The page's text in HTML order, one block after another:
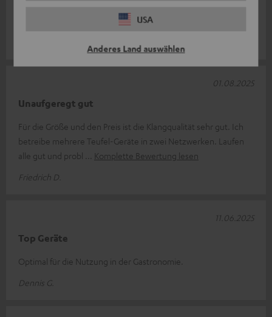
USA
Anderes Land auswählen
Komplette Bewertung lesen
(automatisch übersetzt *)
Unaufgeregt gut
Für die Größe und den Preis ist die Klangqualität sehr gut. Ich
betreibe mehrere Teufel-Geräte in zwei Netzwerken. Laufen
alle gut und probl
Komplette Bewertung lesen
Friedrich D.
01.08.2025
Top Geräte
Optimal für die Nutzung in der Gastronomie.
Dennis G.
11.06.2025